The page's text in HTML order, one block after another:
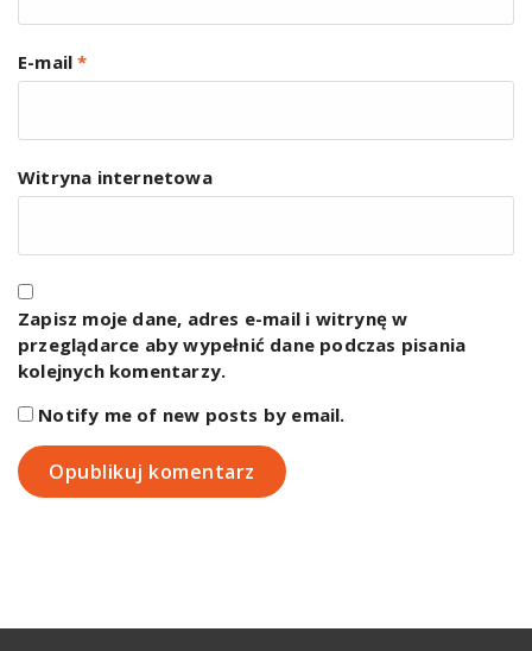
E-mail*
Witryna internetowa
Zapisz moje dane, adres e-mail i witrynę w
przeglądarce aby wypełnić dane podczas pisania
kolejnych komentarzy.
Notify me of new posts by email.